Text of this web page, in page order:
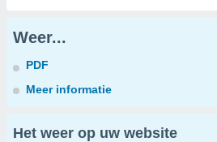
Weer...
PDF
Meer informatie
Het weer op uw website